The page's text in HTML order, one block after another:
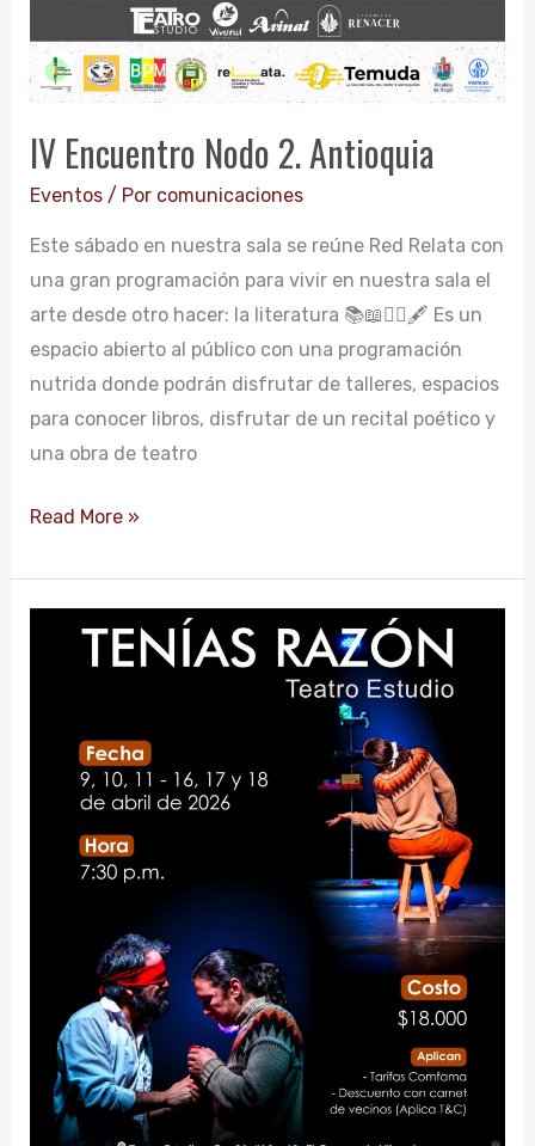
IV Encuentro Nodo 2. Antioquia
Eventos/ Por comunicaciones
Este sábado en nuestra sala se reúne Red Relata con
una gran programación para vivir en nuestra sala el
arte desde otro hacer: la literatura 📚📖✍🏽🖋️ Es un
espacio abierto al público con una programación
nutrida donde podrán disfrutar de talleres, espacios
para conocer libros, disfrutar de un recital poético y
una obra de teatro
Read More »
Temporada